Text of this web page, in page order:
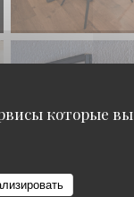
которые вы